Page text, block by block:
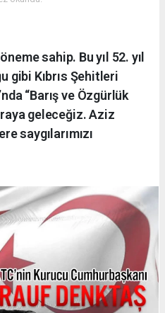
sahip. Bu yıl 52. yıl
gibi Kıbrıs Şehitleri
“Barış ve Özgürlük
geleceğiz. Aziz
saygılarımızı